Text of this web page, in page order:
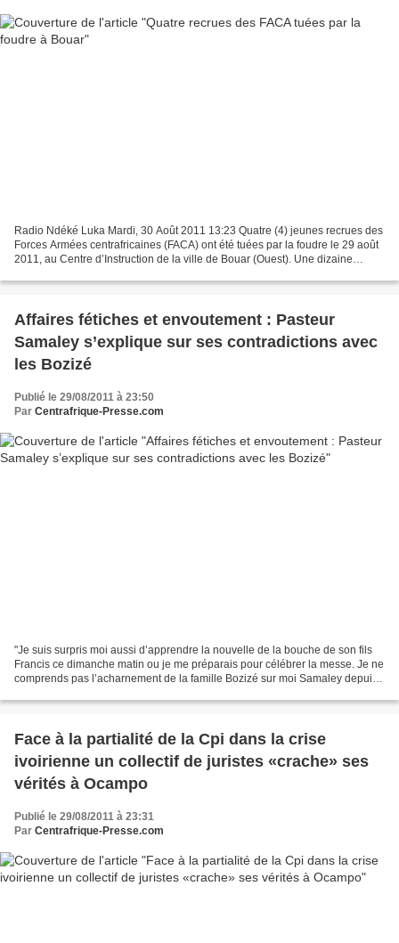
Radio Ndéké Luka Mardi, 30 Août 2011 13:23 Quatre (4) jeunes recrues des
Forces Armées centrafricaines (FACA) ont été tuées par la foudre le 29 août
2011, au Centre d’Instruction de la ville de Bouar (Ouest). Une dizaine
Affaires fétiches et envoutement : Pasteur
Samaley s’explique sur ses contradictions avec
les Bozizé
Publié le 29/08/2011 à 23:50
Par Centrafrique-Presse.com
"Je suis surpris moi aussi d’apprendre la nouvelle de la bouche de son fils
Francis ce dimanche matin ou je me préparais pour célébrer la messe. Je ne
comprends pas l’acharnement de la famille Bozizé sur moi Samaley depuis
Face à la partialité de la Cpi dans la crise
ivoirienne un collectif de juristes «crache» ses
vérités à Ocampo
Publié le 29/08/2011 à 23:31
Par Centrafrique-Presse.com